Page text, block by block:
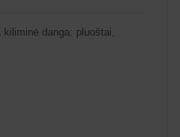
kiliminė danga: pluoštai,